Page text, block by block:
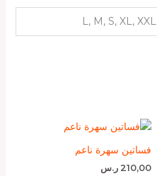
L, M, S, XL,
فساتين سهرة ناعم
210,00 ر.س